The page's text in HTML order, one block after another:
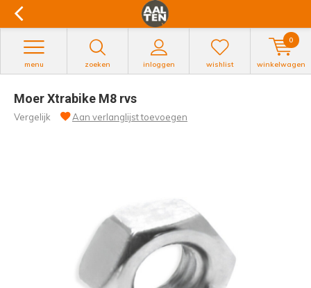
zoeken inloggen
menu wishlist winkelwagen
0
Moer Xtrabike M8 rvs
Vergelijk Aan verlanglijst toevoegen